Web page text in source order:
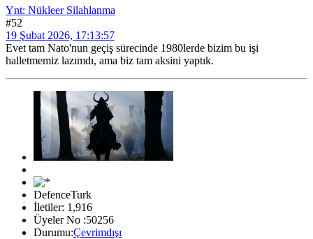
Ynt: Nükleer Silahlanma
#52
19 Şubat 2026, 17:13:57
Evet tam Nato'nun geçiş sürecinde 1980lerde bizim bu işi
halletmemiz lazımdı, ama biz tam aksini yaptık.
DefenceTurk
İletiler: 1,916
Üyeler No :50256
Durumu:Çevrimdışı